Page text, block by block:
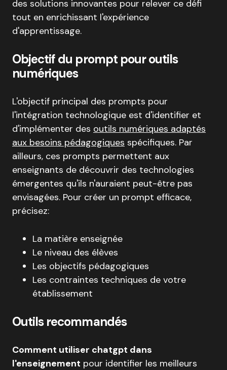
des solutions innovantes pour relever ce défi
tout en enrichissant l'expérience
d'apprentissage.
Objectif du prompt pour outils
numériques
L'objectif principal des prompts pour
l'intégration technologique est d'identifier et
d'implémenter des outils numériques adaptés
aux besoins pédagogiques spécifiques. Par
ailleurs, ces prompts permettent aux
enseignants de découvrir des technologies
émergentes qu'ils n'auraient peut-être pas
envisagées. Pour créer un prompt efficace,
précisez:
La matière enseignée
Le niveau des élèves
Les objectifs pédagogiques
Les contraintes techniques de votre
établissement
Outils recommandés
Comment utiliser chatgpt dans
l'enseignement pour identifier les meilleurs